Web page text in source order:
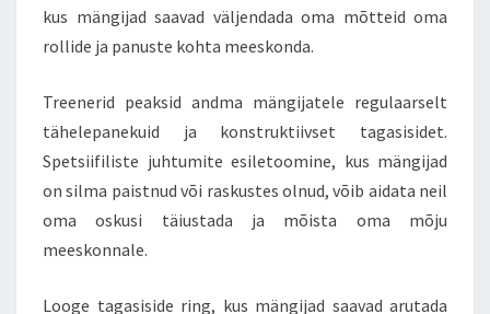
kus mängijad saavad väljendada oma mõtteid oma
rollide ja panuste kohta meeskonda.
Treenerid peaksid andma mängijatele regulaarselt
tähelepanekuid ja konstruktiivset tagasisidet.
Spetsiifiliste juhtumite esiletoomine, kus mängijad
on silma paistnud või raskustes olnud, võib aidata neil
oma oskusi täiustada ja mõista oma mõju
meeskonnale.
Looge tagasiside ring, kus mängijad saavad arutada